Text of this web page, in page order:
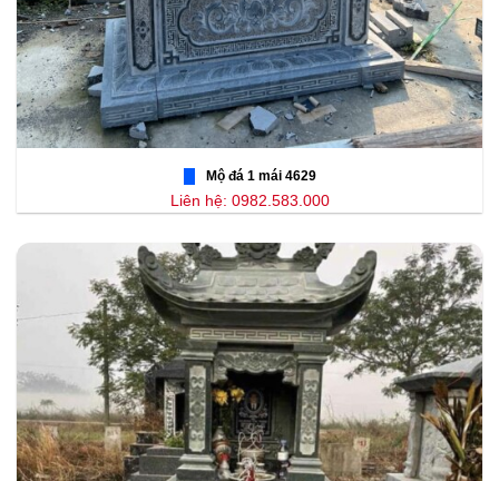
Mộ đá 1 mái 4629
Liên hệ: 0982.583.000